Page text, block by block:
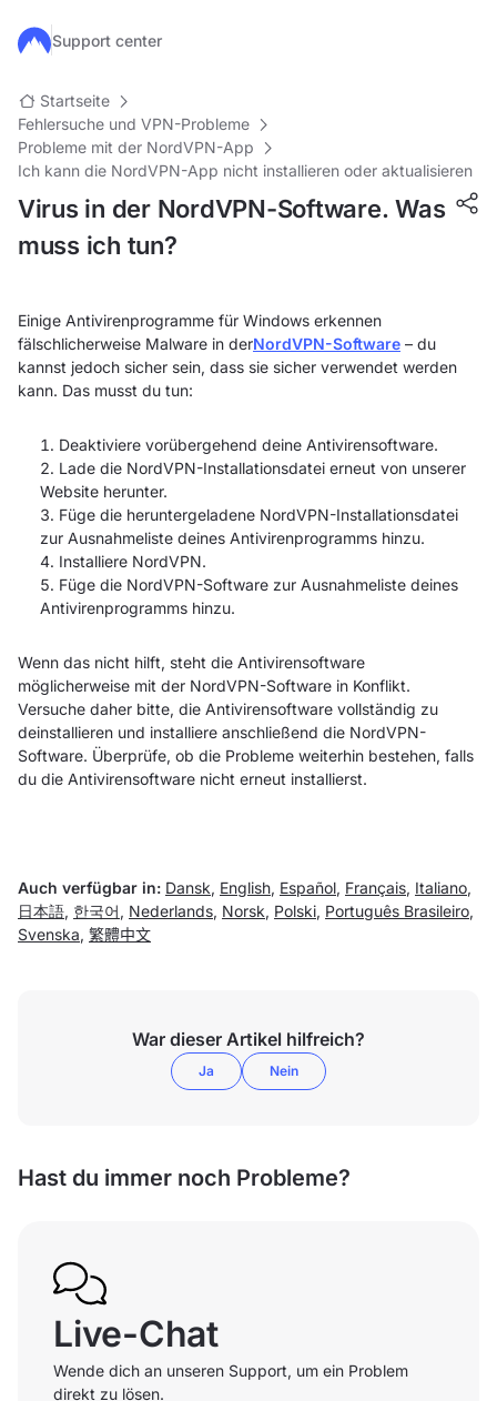
Zum Hauptinhalt springen
Support center
Startseite
Fehlersuche und VPN-Probleme
Probleme mit der NordVPN-App
Ich kann die NordVPN-App nicht installieren oder aktualisieren
Virus in der NordVPN-Software. Was
muss ich tun?
Einige Antivirenprogramme für Windows erkennen
fälschlicherweise Malware in derNordVPN-Software – du
kannst jedoch sicher sein, dass sie sicher verwendet werden
kann. Das musst du tun:
Deaktiviere vorübergehend deine Antivirensoftware.
Lade die NordVPN-Installationsdatei erneut von unserer
Website herunter.
Füge die heruntergeladene NordVPN-Installationsdatei
zur Ausnahmeliste deines Antivirenprogramms hinzu.
Installiere NordVPN.
Füge die NordVPN-Software zur Ausnahmeliste deines
Antivirenprogramms hinzu.
Wenn das nicht hilft, steht die Antivirensoftware
möglicherweise mit der NordVPN-Software in Konflikt.
Versuche daher bitte, die Antivirensoftware vollständig zu
deinstallieren und installiere anschließend die NordVPN-
Software. Überprüfe, ob die Probleme weiterhin bestehen, falls
du die Antivirensoftware nicht erneut installierst.
Auch verfügbar in: Dansk, English, Español, Français, Italiano,
日本語, 한국어 , Nederlands, Norsk, Polski, Português Brasileiro,
Svenska, 繁體中文
War dieser Artikel hilfreich?
Ja Nein
Hast du immer noch Probleme?
Live-Chat
Wende dich an unseren Support, um ein Problem
direkt zu lösen.